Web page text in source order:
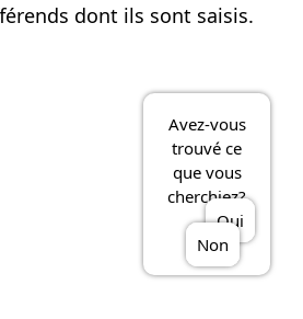
dont ils sont saisis.
Avez-vous
trouvé ce
que vous
cherchiez?
Oui
Non